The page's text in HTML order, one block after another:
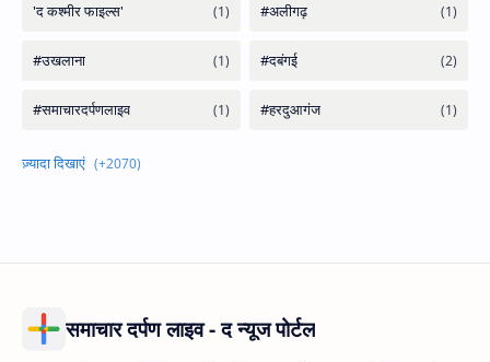
समाचार दर्पण लाइव - द न्यूज पोर्टल